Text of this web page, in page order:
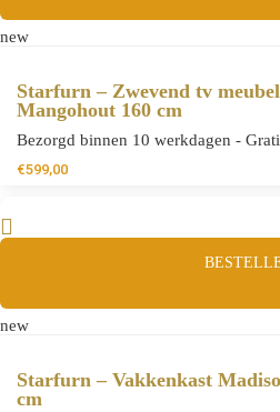
new
Starfurn – Zwevend tv
Mangohout 160 cm
Bezorgd binnen 10 werkdagen -
€599,00
new
Starfurn – Vakkenkast
cm